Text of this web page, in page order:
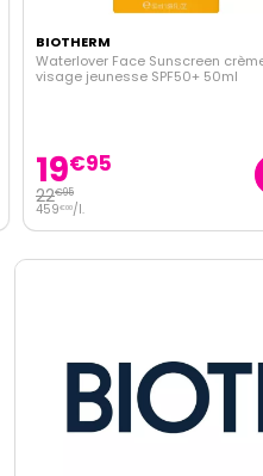
BIOTHERM
Waterlover Face Sunscreen crème
visage jeunesse SPF50+ 50ml
19€95
22€95
459€00/l.